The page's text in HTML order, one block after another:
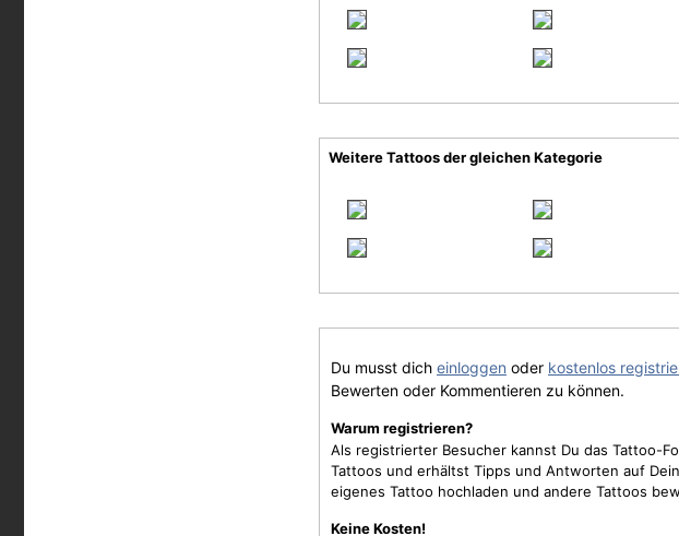
Weitere Tattoos der gleichen Kategorie
Du musst dich einloggen oder kostenlos
Bewerten oder Kommentieren zu können.
Warum registrieren?
Als registrierter Besucher kannst Du das Tattoo-
Tattoos und erhältst Tipps und Antworten auf
eigenes Tattoo hochladen und andere Tattoos
Keine Kosten!